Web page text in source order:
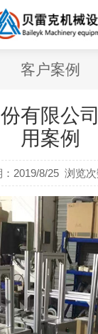
客户案例
有限公
用案例
2019/8/25 浏览